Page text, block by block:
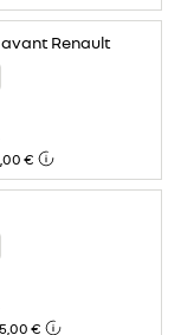
Renault
€
€